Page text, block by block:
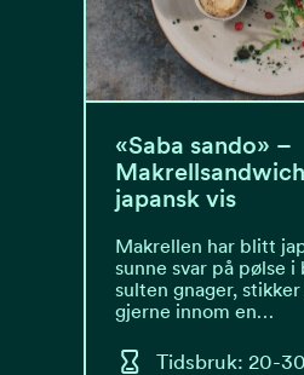
«Saba sando» –
japansk vis
Makrellen har blitt
sunne svar på pølse i
sulten gnager,
gjerne innom en…
Tidsbruk: 20-